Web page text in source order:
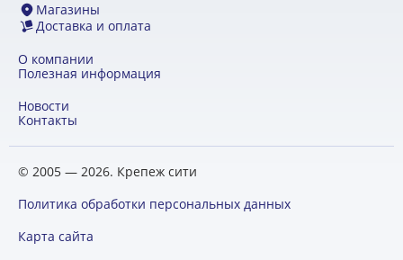
Магазины
Доставка и оплата
О компании
Полезная информация
Новости
Контакты
© 2005 — 2026. Крепеж сити
Политика обработки персональных данных
Карта сайта